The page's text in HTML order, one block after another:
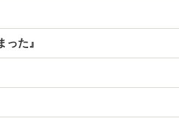
った』